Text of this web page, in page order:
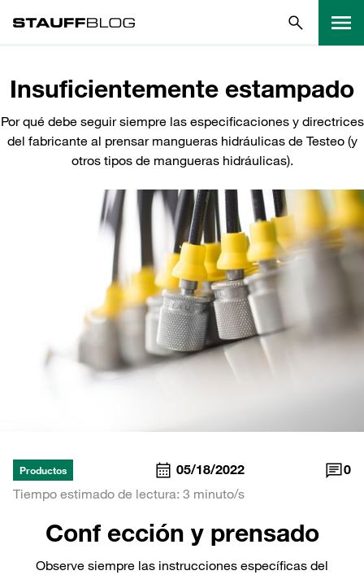
Insuficientemente estampado
Por qué debe seguir siempre las especificaciones y directrices
del fabricante al prensar mangueras hidráulicas de Testeo (y
otros tipos de mangueras hidráulicas).
Productos 05/18/2022
0
Tiempo estimado de lectura: 3 minuto/s
Conf ección y prensado
Observe siempre las instrucciones específicas del